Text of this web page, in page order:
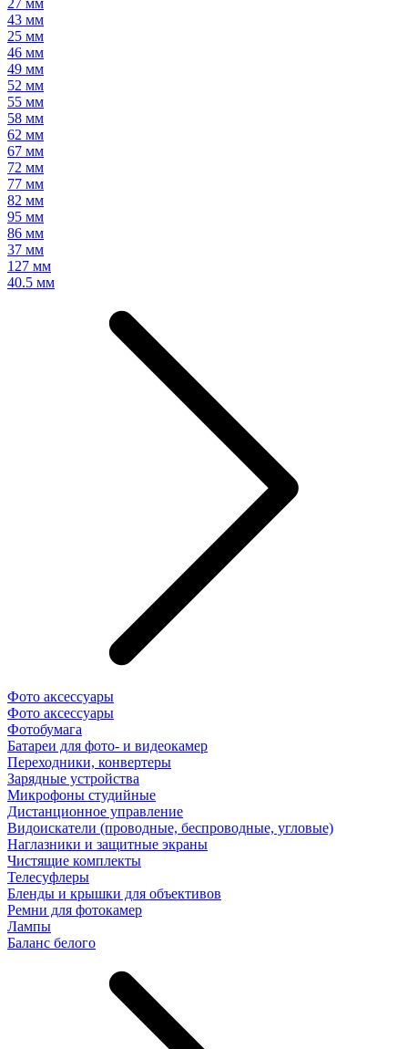
27 мм
43 мм
25 мм
46 мм
49 мм
52 мм
55 мм
58 мм
62 мм
67 мм
72 мм
77 мм
82 мм
95 мм
86 мм
37 мм
127 мм
40.5 мм
Фото аксессуары
Фото аксессуары
Фотобумага
Батареи для фото- и видеокамер
Переходники, конвертеры
Зарядные устройства
Микрофоны студийные
Дистанционное управление
Видоискатели (проводные, беспроводные, угловые)
Наглазники и защитные экраны
Чистящие комплекты
Телесуфлеры
Бленды и крышки для объективов
Ремни для фотокамер
Лампы
Баланс белого